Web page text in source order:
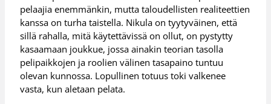
pelaajia enemmänkin, mutta taloudellisten realiteettien
kanssa on turha taistella. Nikula on tyytyväinen, että
sillä rahalla, mitä käytettävissä on ollut, on pystytty
kasaamaan joukkue, jossa ainakin teorian tasolla
pelipaikkojen ja roolien välinen tasapaino tuntuu
olevan kunnossa. Lopullinen totuus toki valkenee
vasta, kun aletaan pelata.